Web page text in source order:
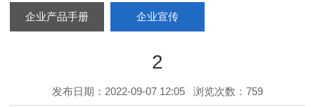
企业产品手册 企业宣传
2
发布日期：2022-09-07 12:05 浏览次数：759